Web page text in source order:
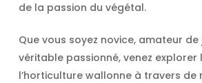
de la passion du végétal.
Que vous soyez novice, amateur
véritable passionné, venez explorer
l’horticulture wallonne à travers de